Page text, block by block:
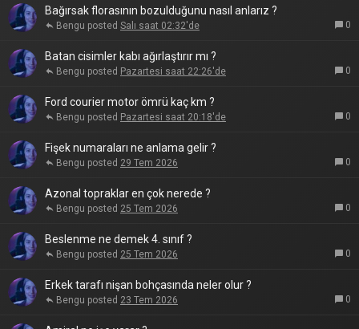
Bağırsak florasının bozulduğunu nasıl anlarız ?
0
Salı saat 02:32'de
Bengu
Batan cisimler kabı ağırlaştırır mı ?
0
Pazartesi saat 22:26'de
Bengu
Ford courier motor ömrü kaç km ?
0
Pazartesi saat 20:18'de
Bengu
Fişek numaraları ne anlama gelir ?
0
29 Tem 2026
Bengu
Azonal topraklar en çok nerede ?
0
25 Tem 2026
Bengu
Beslenme ne demek 4. sınıf ?
0
25 Tem 2026
Bengu
Erkek tarafı nişan bohçasında neler olur ?
0
23 Tem 2026
Bengu